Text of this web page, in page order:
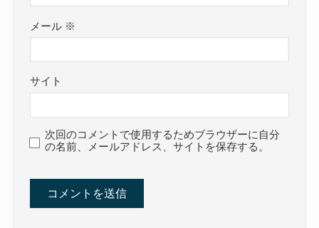
メール ※
サイト
次回のコメントで使用するためブラウザーに自分
の名前、メールアドレス、サイトを保存する。